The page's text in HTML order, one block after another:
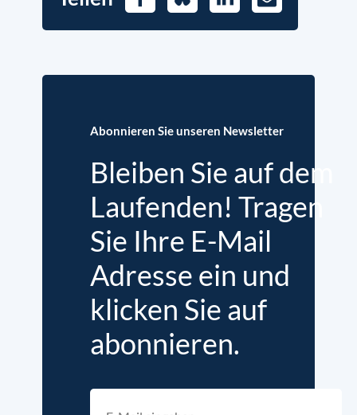
Abonnieren Sie unseren Newsletter
Bleiben Sie auf dem
Laufenden! Tragen
Sie Ihre E-Mail
Adresse ein und
klicken Sie auf
abonnieren.